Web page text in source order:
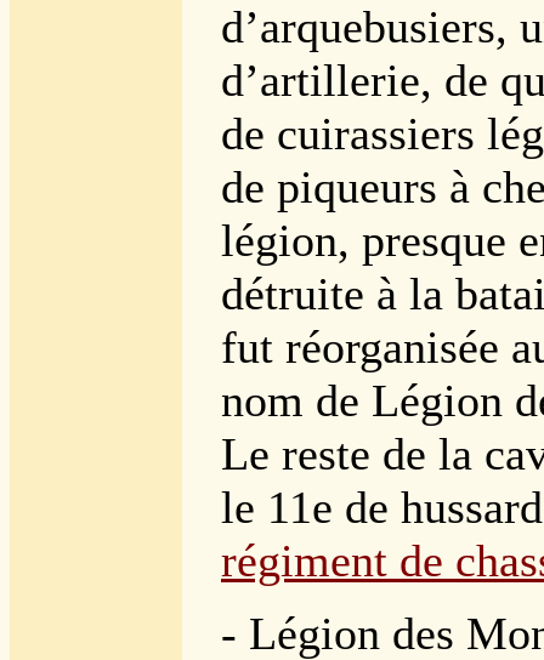
d’arquebusiers,
d’artillerie, de
de cuirassiers
de piqueurs à
légion, presque
détruite à la
fut réorganisée
nom de Légion
Le reste de la
le 11e de
régiment de
- Légion des